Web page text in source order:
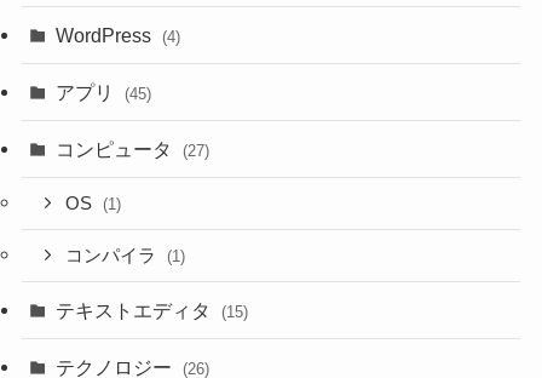
WordPress (4)
アプリ (45)
コンピュータ (27)
OS (1)
コンパイラ (1)
テキストエディタ (15)
テクノロジー (26)